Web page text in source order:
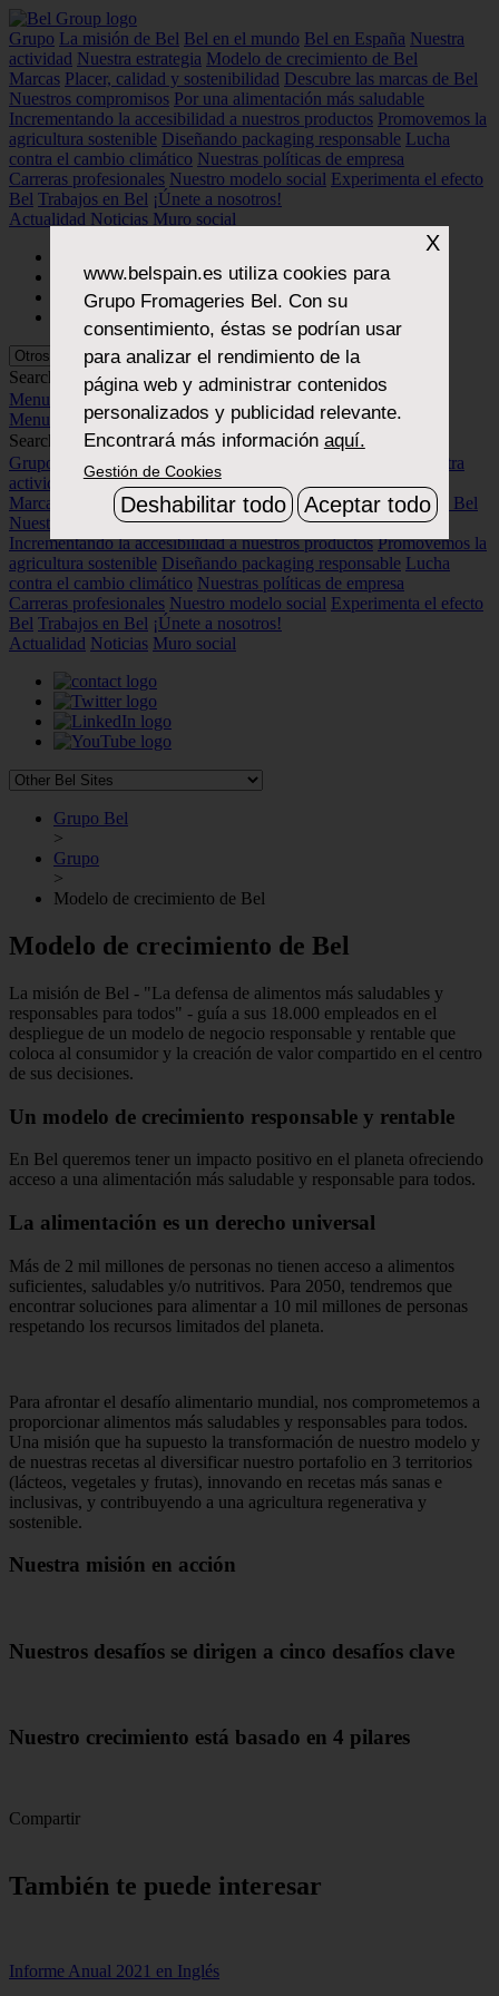
Grupo La misión de Bel Bel en el mundo Bel en España Nuestra
actividad Nuestra estrategia Modelo de crecimiento de Bel
Marcas Placer, calidad y sostenibilidad Descubre las marcas de Bel
Nuestros compromisos Por una alimentación más saludable
Incrementando la accesibilidad a nuestros productos Promovemos la
agricultura sostenible Diseñando packaging responsable Lucha
contra el cambio climático Nuestras políticas de empresa
Carreras profesionales Nuestro modelo social Experimenta el efecto
Bel Trabajos en Bel ¡Únete a nosotros!
Actualidad Noticias Muro social
Search...
Menu
Menu
Search...
Grupo
La misión de Bel Bel en el mundo
Nuestra
actividad
Nuestra estrategia Modelo de crecimiento de Bel
Marcas
Placer, calidad y sostenibilidad Descubre las marcas de Bel
Nuestros compromisos Por una alimentación más saludable
Incrementando la accesibilidad a nuestros productos Promovemos la
agricultura sostenible Diseñando packaging responsable Lucha
contra el cambio climático Nuestras políticas de empresa
Carreras profesionales Nuestro modelo social Experimenta el efecto
Bel Trabajos en Bel ¡Únete a nosotros!
Actualidad Noticias Muro social
Grupo Bel
>
Grupo
>
Modelo de crecimiento de Bel
Modelo de crecimiento de Bel
La misión de Bel - "La defensa de alimentos más saludables y
responsables para todos" - guía a sus 18.000 empleados en el
despliegue de un modelo de negocio responsable y rentable que
coloca al consumidor y la creación de valor compartido en el centro
de sus decisiones.
Un modelo de crecimiento responsable y rentable
En Bel queremos tener un impacto positivo en el planeta ofreciendo
acceso a una alimentación más saludable y responsable para todos.
La alimentación es un derecho universal
Más de 2 mil millones de personas no tienen acceso a alimentos
suficientes, saludables y/o nutritivos. Para 2050, tendremos que
encontrar soluciones para alimentar a 10 mil millones de personas
respetando los recursos limitados del planeta.
Para afrontar el desafío alimentario mundial, nos comprometemos a
proporcionar alimentos más saludables y responsables para todos.
Una misión que ha supuesto la transformación de nuestro modelo y
de nuestras recetas al diversificar nuestro portafolio en 3 territorios
(lácteos, vegetales y frutas), innovando en recetas más sanas e
inclusivas, y contribuyendo a una agricultura regenerativa y
sostenible.
Nuestra misión en acción
Nuestros desafíos se dirigen a cinco desafíos clave
Nuestro crecimiento está basado en 4 pilares
Compartir
También te puede interesar
Informe Anual 2021 en Inglés
X
www.belspain.es utiliza cookies para
Grupo Fromageries Bel. Con su
consentimiento, éstas se podrían usar
para analizar el rendimiento de la
página web y administrar contenidos
personalizados y publicidad relevante.
Encontrará más información aquí.
Gestión de Cookies
Deshabilitar todo Aceptar todo